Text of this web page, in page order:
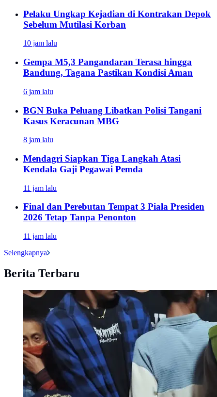
Pelaku Ungkap Kejadian di Kontrakan Depok
Sebelum Mutilasi Korban
10 jam lalu
Gempa M5,3 Pangandaran Terasa hingga
Bandung, Tagana Pastikan Kondisi Aman
6 jam lalu
BGN Buka Peluang Libatkan Polisi Tangani
Kasus Keracunan MBG
8 jam lalu
Mendagri Siapkan Tiga Langkah Atasi
Kendala Gaji Pegawai Pemda
11 jam lalu
Final dan Perebutan Tempat 3 Piala Presiden
2026 Tetap Tanpa Penonton
11 jam lalu
Selengkapnya
Berita Terbaru